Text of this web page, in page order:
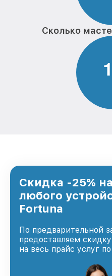
Сколько
1
Скидка -25%
любого
Fortuna
По предварительной
предоставляем
на весь прайс услуг